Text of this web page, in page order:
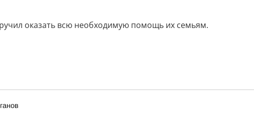
оказать всю необходимую помощь их семьям.